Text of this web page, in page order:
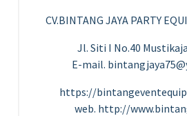
CV.BINTANG JAYA PARTY
Jl. Siti I No.40
E-mail.
https://
web. http://